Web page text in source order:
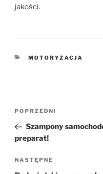
jakości.
KATEGORIE
MOTORYZACJA
Nawigacja
Poprzedni
wpis
POPRZEDNI
Szampony
preparat!
Następny
NASTĘPNE